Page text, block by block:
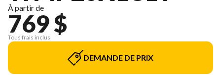
À partir de
769 $
Tous frais inclus
DEMANDE DE PRIX